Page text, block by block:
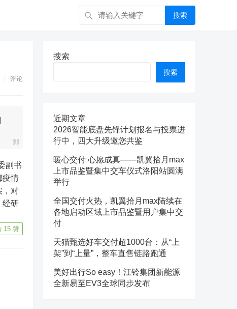
搜索
评论
副书
疫情
，对
经研
15 赞
搜索
搜索
近期文章
2026智能底盘先锋计划报名与投票进
行中，四大升级邀您共鉴
暖心交付 心愿成真——凯翼拾月max
上市品鉴暨集中交车仪式洛阳站圆满
举行
全国交付火热，凯翼拾月max陆续在
各地启动区域上市品鉴暨用户集中交
付
天猫甄选好车交付超1000台：从“上
架”到“上量”，整车直售链路跑通
美好出行So easy！江铃集团新能源
全新易至EV3全球同步发布